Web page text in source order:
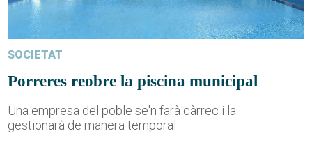
SOCIETAT
Porreres reobre la piscina municipal
Una empresa del poble se'n farà càrrec i la
gestionarà de manera temporal